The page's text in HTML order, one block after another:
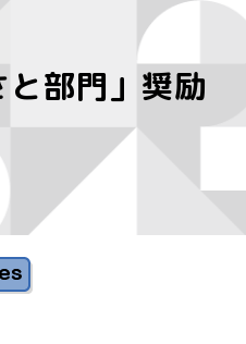
部門」奨励